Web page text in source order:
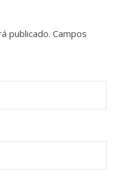
publicado. Campos